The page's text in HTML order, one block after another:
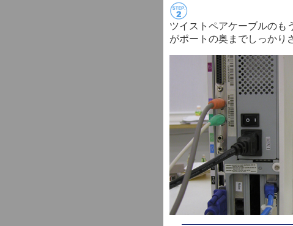
ツイストペアケーブルのも
がポートの奥までしっかり